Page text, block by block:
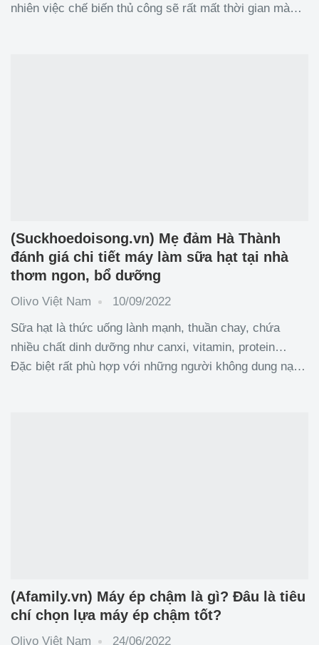
nhiên việc chế biến thủ công sẽ rất mất thời gian mà
(Suckhoedoisong.vn) Mẹ đảm Hà Thành
đánh giá chi tiết máy làm sữa hạt tại nhà
thơm ngon, bổ dưỡng
Olivo Việt Nam
10/09/2022
Sữa hạt là thức uống lành mạnh, thuần chay, chứa
nhiều chất dinh dưỡng như canxi, vitamin, protein…
Đặc biệt rất phù hợp với những người không dung nạp
(Afamily.vn) Máy ép chậm là gì? Đâu là tiêu
chí chọn lựa máy ép chậm tốt?
Olivo Việt Nam 24/06/2022